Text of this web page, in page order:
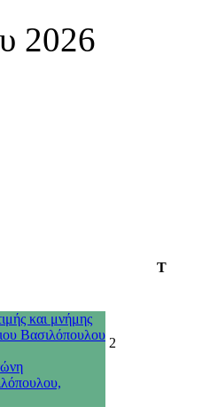
2026
Τ
και μνήμης
Βασιλόπουλου
2